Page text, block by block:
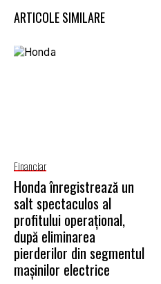
ARTICOLE SIMILARE
Financiar
Honda înregistrează un
salt spectaculos al
profitului operațional,
după eliminarea
pierderilor din segmentul
mașinilor electrice